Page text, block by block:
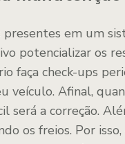
em um
potencializar os
faça check-ups
veículo. Afinal,
será a correção.
os freios. Por